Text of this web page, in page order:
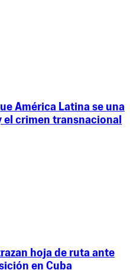
América Latina se una
crimen transnacional
hoja de ruta ante
en Cuba